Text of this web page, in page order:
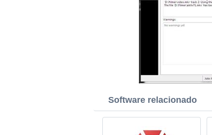
Software relacionado